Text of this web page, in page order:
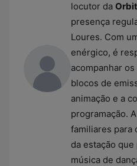
locutor da
presença
Loures. Com
enérgico, é
acompanhar
blocos de
animação e a
programação.
familiares para
da estação
música de